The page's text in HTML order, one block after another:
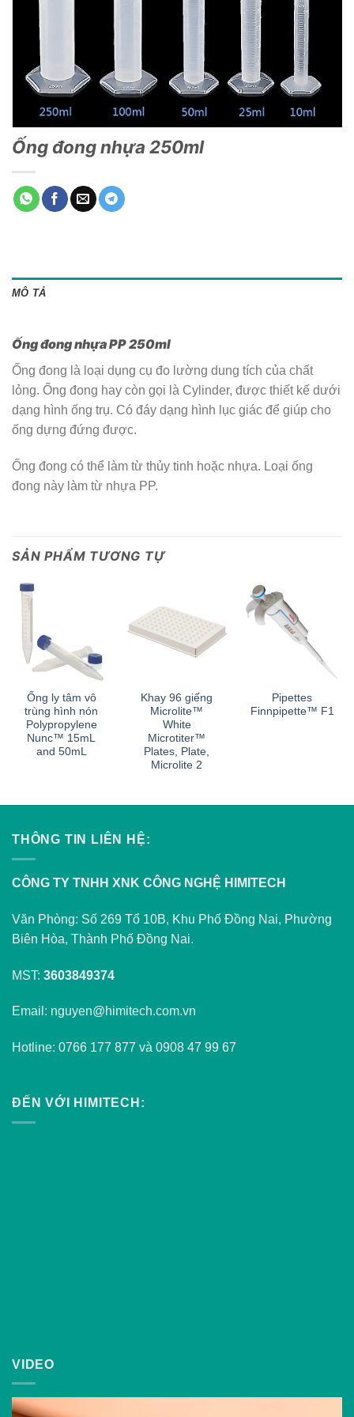
Ống đong nhựa 250ml
MÔ TẢ
Ống đong nhựa PP 250ml
Ống đong là loại dụng cụ đo lường dung tích của chất
lỏng. Ống đong hay còn gọi là Cylinder, được thiết kế dưới
dạng hình ống trụ. Có đáy dạng hình lục giác để giúp cho
ống dựng đứng được.
Ống đong có thể làm từ thủy tinh hoặc nhựa. Loại ống
đong này làm từ nhựa PP.
SẢN PHẨM TƯƠNG TỰ
Ống ly tâm vô
trùng hình nón
Polypropylene
Nunc™ 15mL
and 50mL
Khay 96 giếng
Microlite™
White
Microtiter™
Plates, Plate,
Microlite 2
Pipettes
Finnpipette™ F1
THÔNG TIN LIÊN HỆ:
CÔNG TY TNHH XNK CÔNG NGHỆ HIMITECH
Văn Phòng: Số 269 Tổ 10B, Khu Phố Đồng Nai, Phường
Biên Hòa, Thành Phố Đồng Nai.
MST: 3603849374
Email: nguyen@himitech.com.vn
Hotline: 0766 177 877 và 0908 47 99 67
ĐẾN VỚI HIMITECH:
VIDEO